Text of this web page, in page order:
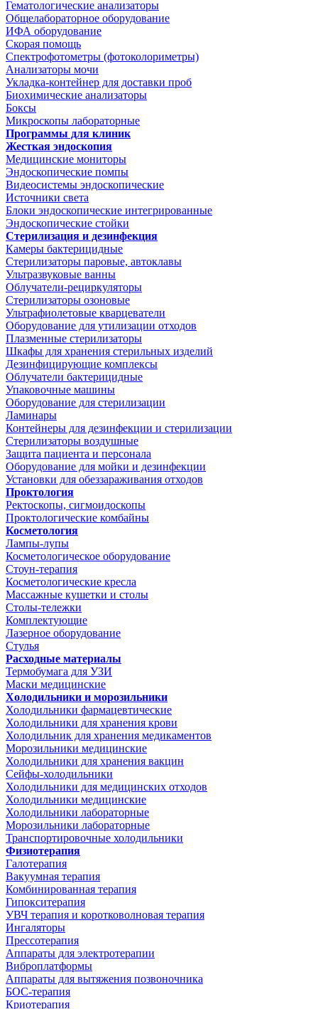
Гематологические анализаторы
Общелабораторное оборудование
ИФА оборудование
Скорая помощь
Спектрофотометры (фотоколориметры)
Анализаторы мочи
Укладка-контейнер для доставки проб
Биохимические анализаторы
Боксы
Микроскопы лабораторные
Программы для клиник
Жесткая эндоскопия
Медицинские мониторы
Эндоскопические помпы
Видеосистемы эндоскопические
Источники света
Блоки эндоскопические интегрированные
Эндоскопические стойки
Стерилизация и дезинфекция
Камеры бактерицидные
Стерилизаторы паровые, автоклавы
Ультразвуковые ванны
Облучатели-рециркуляторы
Стерилизаторы озоновые
Ультрафиолетовые кварцеватели
Оборудование для утилизации отходов
Плазменные стерилизаторы
Шкафы для хранения стерильных изделий
Дезинфицирующие комплексы
Облучатели бактерицидные
Упаковочные машины
Оборудование для стерилизации
Ламинары
Контейнеры для дезинфекции и стерилизации
Стерилизаторы воздушные
Защита пациента и персонала
Оборудование для мойки и дезинфекции
Установки для обеззараживания отходов
Проктология
Ректоскопы, сигмоидоскопы
Проктологические комбайны
Косметология
Лампы-лупы
Косметологическое оборудование
Стоун-терапия
Косметологические кресла
Массажные кушетки и столы
Столы-тележки
Комплектующие
Лазерное оборудование
Стулья
Расходные материалы
Термобумага для УЗИ
Маски медицинские
Холодильники и морозильники
Холодильники фармацевтические
Холодильники для хранения крови
Холодильник для хранения медикаментов
Морозильники медицинские
Холодильники для хранения вакцин
Сейфы-холодильники
Холодильники для медицинских отходов
Холодильники медицинские
Холодильники лабораторные
Морозильники лабораторные
Транспортировочные холодильники
Физиотерапия
Галотерапия
Вакуумная терапия
Комбинированная терапия
Гипокситерапия
УВЧ терапия и коротковолновая терапия
Ингаляторы
Прессотерапия
Аппараты для электротерапии
Виброплатформы
Аппараты для вытяжения позвоночника
БОС-терапия
Криотерапия